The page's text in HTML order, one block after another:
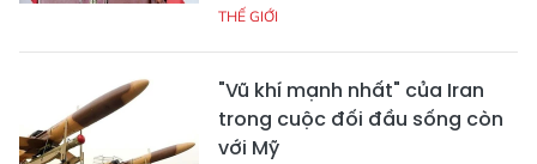
THẾ GIỚI
"Vũ khí mạnh nhất" của Iran
trong cuộc đối đầu sống còn
với Mỹ